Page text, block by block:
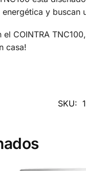
y
COINTRA
casa!
SKU: